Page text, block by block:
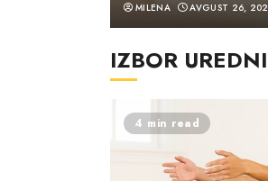
MILENA AVGUST 26,
IZBOR
4 min read